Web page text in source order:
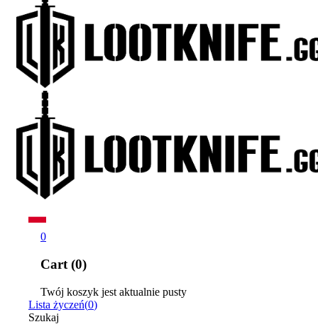
0
Cart (0)
Twój koszyk jest aktualnie pusty
Lista życzeń(0)
Szukaj